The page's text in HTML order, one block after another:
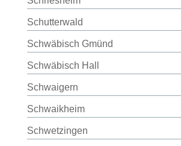
Schutterwald
Schwäbisch Gmünd
Schwäbisch Hall
Schwaigern
Schwaikheim
Schwetzingen